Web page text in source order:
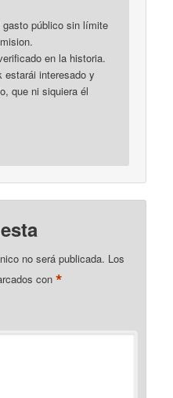
público sin límite
en la historia.
estarái interesado y
que ni siquiera él
no será publicada. Los
con*